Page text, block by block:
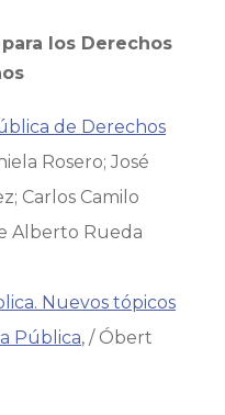
los Derechos
de Derechos
Rosero; José
Carlos Camilo
Alberto Rueda
Nuevos tópicos
Pública, / Óbert